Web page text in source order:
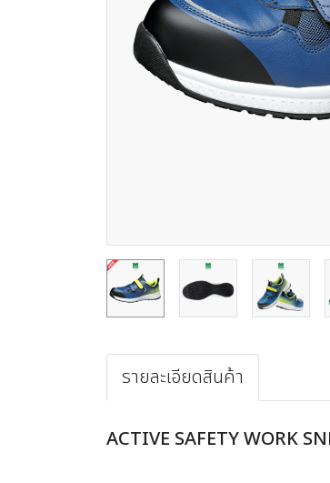
รายละเอียดสินค้า
ACTIVE SAFETY WORK